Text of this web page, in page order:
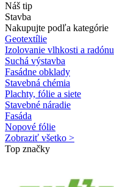
Náš tip
Stavba
Nakupujte podľa kategórie
Geotextílie
Izolovanie vlhkosti a radónu
Suchá výstavba
Fasádne obklady
Stavebná chémia
Plachty, fólie a siete
Stavebné náradie
Fasáda
Nopové fólie
Zobraziť všetko >
Top značky